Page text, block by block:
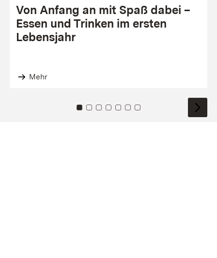
Von Anfang an mit Spaß dabei –
Essen und Trinken im ersten
Lebens­jahr
Mehr
Zu Kachel: 0
Zu Kachel: 1
Zu Kachel: 2
Zu Kachel: 3
Zu Kachel: 4
Zu Kachel: 5
Zu Kachel: 6